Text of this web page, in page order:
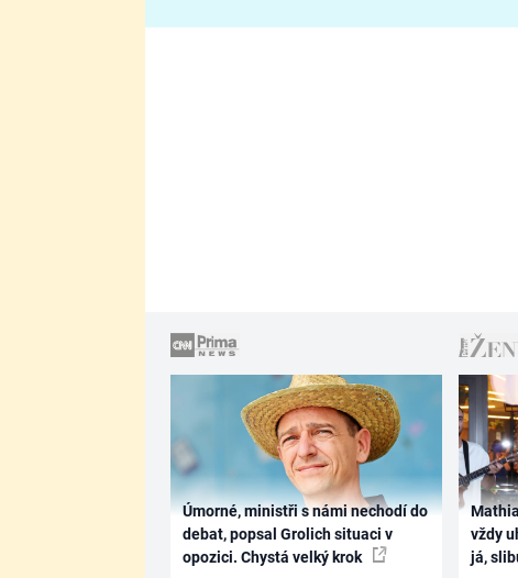
Úmorné, ministři s námi nechodí do
debat, popsal Grolich situaci v
opozici. Chystá velký krok
vždy
já,